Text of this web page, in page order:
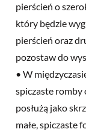
pierścień o
który będzie
pierścień oraz
pozostaw do
• W
spiczaste romby
posłużą jako
małe, spiczaste